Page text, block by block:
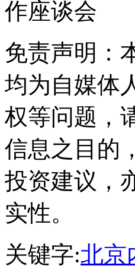
作座谈会
免责声明：
均为自媒体
权等问题，
信息之目的
投资建议，
实性。
关键字:北京